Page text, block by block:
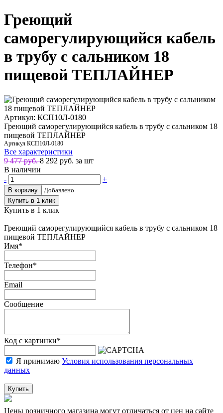
Греющий
саморегулирующийся кабель
в трубу с сальником 18
пищевой ТЕПЛАЙНЕР
Артикул: КСП10Л-0180
Греющий саморегулирующийся кабель в трубу с сальником 18
пищевой ТЕПЛАЙНЕР
Артикул КСП10Л-0180
Все характеристики
9 477 руб.8 292 руб. за шт
В наличии
-
+
В корзину
Добавлено
Купить в 1 клик
Купить в 1 клик
Греющий саморегулирующийся кабель в трубу с сальником 18
пищевой ТЕПЛАЙНЕР
Имя*
Телефон*
Email
Сообщение
Код с картинки*
Я принимаю Условия использования персональных
данных
Купить
Цены розничного магазина могут отличаться от цен на сайте